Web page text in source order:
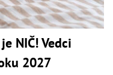
NIČ! Vedci
2027